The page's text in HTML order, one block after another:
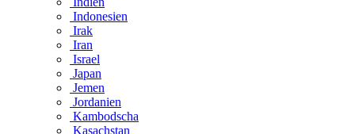
Indonesien
Irak
Iran
Israel
Japan
Jemen
Jordanien
Kambodscha
Kasachstan